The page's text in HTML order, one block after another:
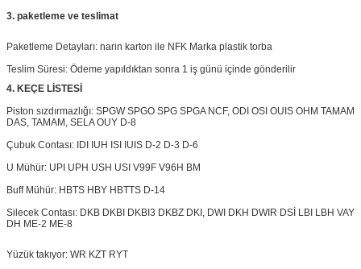
3. paketleme ve teslimat
Paketleme Detayları: narin karton ile NFK Marka plastik torba
Teslim Süresi: Ödeme yapıldıktan sonra 1 iş günü içinde gönderilir
4. KEÇE LİSTESİ
Piston sızdırmazlığı: SPGW SPGO SPG SPGA NCF, ODI OSI OUIS OHM TAMAM
DAS, TAMAM, SELA OUY D-8
Çubuk Contası: IDI IUH ISI IUIS D-2 D-3 D-6
U Mühür: UPI UPH USH USI V99F V96H BM
Buff Mühür: HBTS HBY HBTTS D-14
Silecek Contası: DKB DKBI DKBI3 DKBZ DKI, DWI DKH DWIR DSİ LBI LBH VAY
DH ME-2 ME-8
Yüzük takıyor: WR KZT RYT